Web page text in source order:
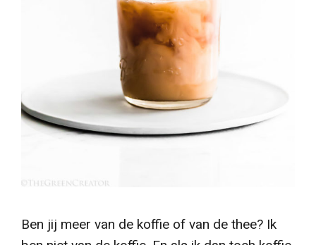
Ben jij meer van de koffie of van de thee? Ik